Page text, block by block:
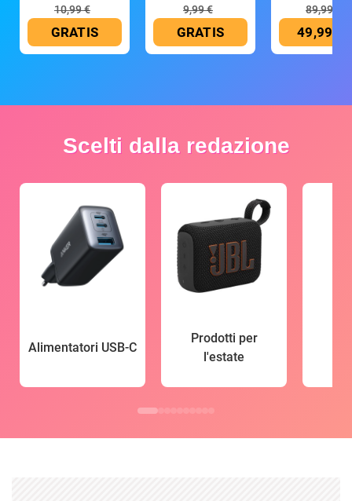
10,99 €
GRATIS
9,99 €
GRATIS
89,99 €
49,99 €
Scelti dalla redazione
Alimentatori USB-C
Prodotti per
l'estate